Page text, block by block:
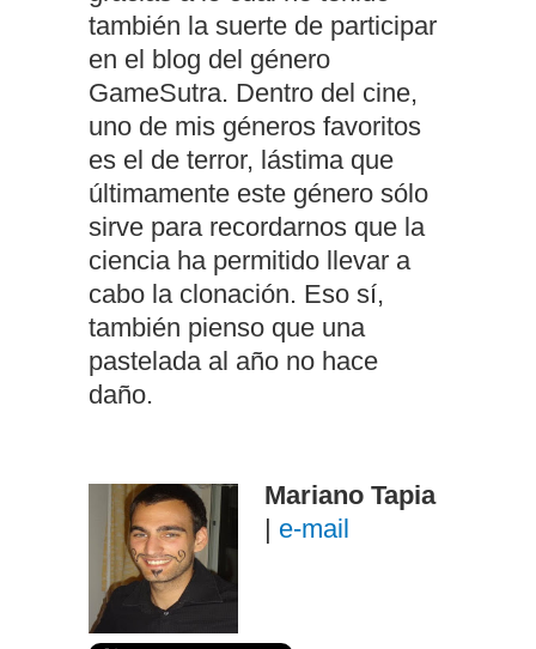
también la suerte de participar
en el blog del género
GameSutra. Dentro del cine,
uno de mis géneros favoritos
es el de terror, lástima que
últimamente este género sólo
sirve para recordarnos que la
ciencia ha permitido llevar a
cabo la clonación. Eso sí,
también pienso que una
pastelada al año no hace
daño.
Mariano Tapia
| e-mail